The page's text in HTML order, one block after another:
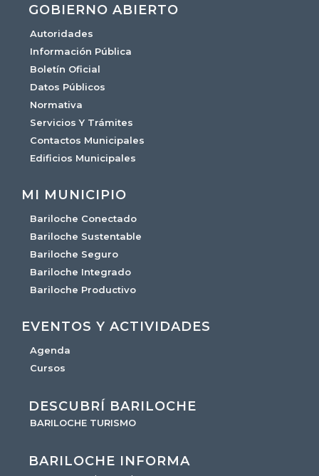
GOBIERNO ABIERTO
Autoridades
Información Pública
Boletín Oficial
Datos Públicos
Normativa
Servicios Y Trámites
Contactos Municipales
Edificios Municipales
MI MUNICIPIO
Bariloche Conectado
Bariloche Sustentable
Bariloche Seguro
Bariloche Integrado
Bariloche Productivo
EVENTOS Y ACTIVIDADES
Agenda
Cursos
DESCUBRÍ BARILOCHE
BARILOCHE TURISMO
BARILOCHE INFORMA